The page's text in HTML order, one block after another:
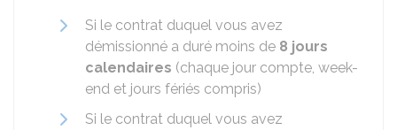
Si le contrat duquel vous avez
démissionné a duré moins de 8 jours
calendaires (chaque jour compte, week-
end et jours fériés compris)
Si le contrat duquel vous avez